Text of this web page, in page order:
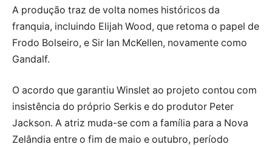
A produção traz de volta nomes históricos da
franquia, incluindo Elijah Wood, que retoma o papel de
Frodo Bolseiro, e Sir Ian McKellen, novamente como
Gandalf.
O acordo que garantiu Winslet ao projeto contou com
insistência do próprio Serkis e do produtor Peter
Jackson. A atriz muda-se com a família para a Nova
Zelândia entre o fim de maio e outubro, período